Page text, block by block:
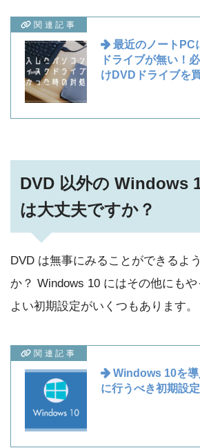
関連記事
最近のノートPC
ドライブが無い！
けDVDドライブを
DVD 以外の Windows
は大丈夫ですか？
DVD は無事にみることができるよ
か？ Windows 10 にはその他にも
よい初期設定がいくつもあります。
関連記事
Windows 10を
に行うべき初期設